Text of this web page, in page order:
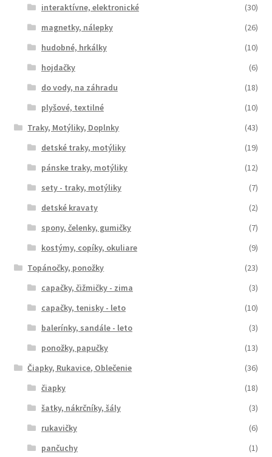
interaktívne, elektronické
(30)
magnetky, nálepky
(26)
hudobné, hrkálky
(10)
hojdačky
(6)
do vody, na záhradu
(18)
plyšové, textilné
(10)
Traky, Motýliky, Doplnky
(43)
detské traky, motýliky
(19)
pánske traky, motýliky
(12)
sety - traky, motýliky
(7)
detské kravaty
(2)
spony, čelenky, gumičky
(7)
kostýmy, copíky, okuliare
(9)
Topánočky, ponožky
(23)
capačky, čižmičky - zima
(3)
capačky, tenisky - leto
(10)
balerínky, sandále - leto
(3)
ponožky, papučky
(13)
Čiapky, Rukavice, Oblečenie
(36)
čiapky
(18)
šatky, nákrčníky, šály
(3)
rukavičky
(6)
pančuchy
(1)